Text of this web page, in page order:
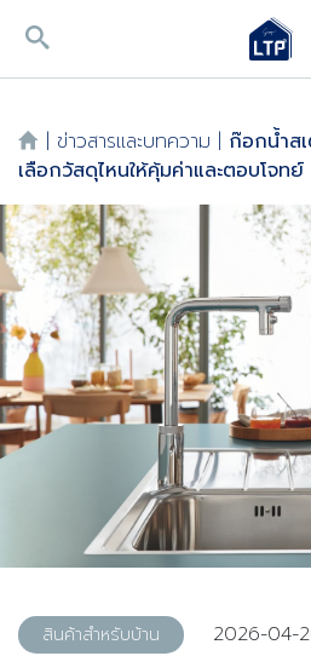
| ข่าวสารและบทความ | ก๊อกน้ำส
เลือกวัสดุไหนให้คุ้มค่าและตอบโจทย์
สินค้าสำหรับบ้าน 2026-04-